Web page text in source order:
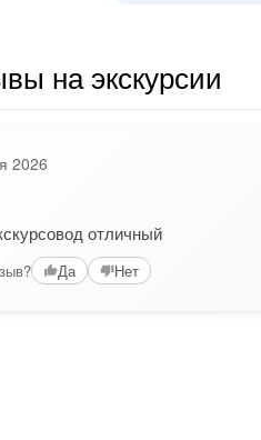
на экскурсии
2026
отличный
Да Нет